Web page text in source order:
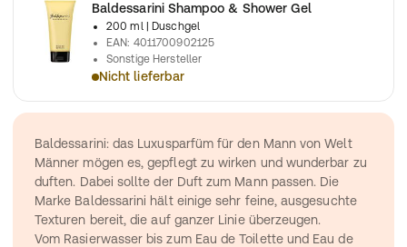
Baldessarini Shampoo & Shower Gel
200 ml
| Duschgel
EAN: 4011700902125
Sonstige Hersteller
Nicht lieferbar
Baldessarini: das Luxusparfüm für den Mann von Welt
Männer mögen es, gepflegt zu wirken und wunderbar zu
duften. Dabei sollte der Duft zum Mann passen. Die
Marke Baldessarini hält einige sehr feine, ausgesuchte
Texturen bereit, die auf ganzer Linie überzeugen.
Vom Rasierwasser bis zum Eau de Toilette und Eau de